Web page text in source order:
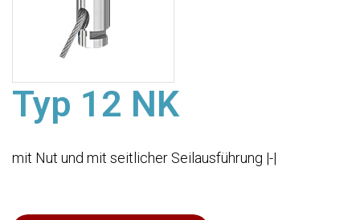
Typ 12 NK
mit Nut und mit seitlicher Seilausführung |-|